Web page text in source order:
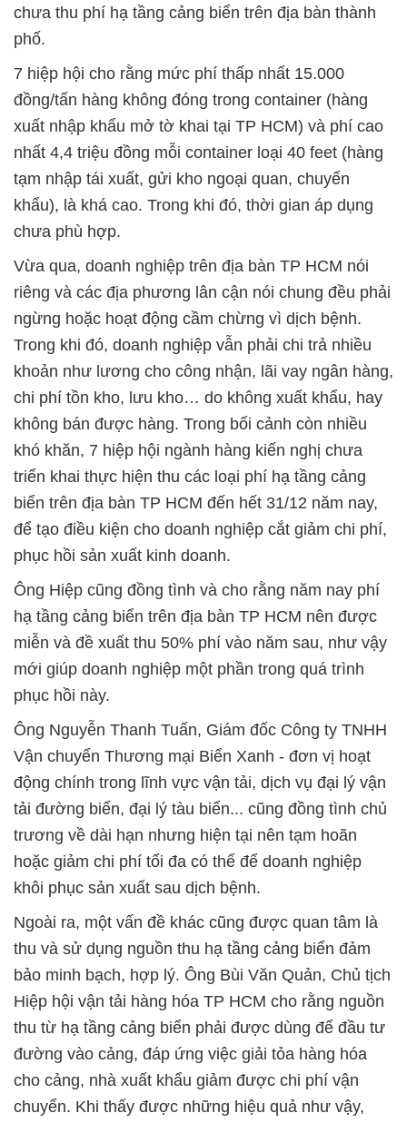
chưa thu phí hạ tầng cảng biển trên địa bàn thành
phố.
7 hiệp hội cho rằng mức phí thấp nhất 15.000
đồng/tấn hàng không đóng trong container (hàng
xuất nhập khẩu mở tờ khai tại TP HCM) và phí cao
nhất 4,4 triệu đồng mỗi container loại 40 feet (hàng
tạm nhập tái xuất, gửi kho ngoại quan, chuyển
khẩu), là khá cao. Trong khi đó, thời gian áp dụng
chưa phù hợp.
Vừa qua, doanh nghiệp trên địa bàn TP HCM nói
riêng và các địa phương lân cận nói chung đều phải
ngừng hoặc hoạt động cầm chừng vì dịch bệnh.
Trong khi đó, doanh nghiệp vẫn phải chi trả nhiều
khoản như lương cho công nhận, lãi vay ngân hàng,
chi phí tồn kho, lưu kho… do không xuất khẩu, hay
không bán được hàng. Trong bối cảnh còn nhiều
khó khăn, 7 hiệp hội ngành hàng kiến nghị chưa
triển khai thực hiện thu các loại phí hạ tầng cảng
biển trên địa bàn TP HCM đến hết 31/12 năm nay,
để tạo điều kiện cho doanh nghiệp cắt giảm chi phí,
phục hồi sản xuất kinh doanh.
Ông Hiệp cũng đồng tình và cho rằng năm nay phí
hạ tầng cảng biển trên địa bàn TP HCM nên được
miễn và đề xuất thu 50% phí vào năm sau, như vậy
mới giúp doanh nghiệp một phần trong quá trình
phục hồi này.
Ông Nguyễn Thanh Tuấn, Giám đốc Công ty TNHH
Vận chuyển Thương mại Biển Xanh - đơn vị hoạt
động chính trong lĩnh vực vận tải, dịch vụ đại lý vận
tải đường biển, đại lý tàu biển... cũng đồng tình chủ
trương về dài hạn nhưng hiện tại nên tạm hoãn
hoặc giảm chi phí tối đa có thể để doanh nghiệp
khôi phục sản xuất sau dịch bệnh.
Ngoài ra, một vấn đề khác cũng được quan tâm là
thu và sử dụng nguồn thu hạ tầng cảng biển đảm
bảo minh bạch, hợp lý. Ông Bùi Văn Quản, Chủ tịch
Hiệp hội vận tải hàng hóa TP HCM cho rằng nguồn
thu từ hạ tầng cảng biển phải được dùng để đầu tư
đường vào cảng, đáp ứng việc giải tỏa hàng hóa
cho cảng, nhà xuất khẩu giảm được chi phí vận
chuyển. Khi thấy được những hiệu quả như vậy,